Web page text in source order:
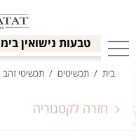
טבעות נישואין
בית / תכשיטים / תכשיטי זהב
חזרה לקטגוריה